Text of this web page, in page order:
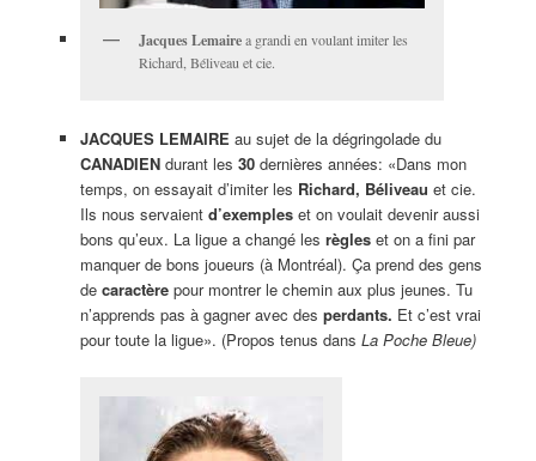
Jacques Lemairea grandi en voulant imiter les
Richard, Béliveau et cie.
JACQUES LEMAIRE au sujet de la dégringolade du
CANADIENdurant les 30dernières années: «Dans mon
temps, on essayait d’imiter les Richard, Béliveau et cie.
Ils nous servaient d’exempleset on voulait devenir aussi
bons qu’eux. La ligue a changé les règleset on a fini par
manquer de bons joueurs (à Montréal). Ça prend des gens
de caractèrepour montrer le chemin aux plus jeunes. Tu
n’apprends pas à gagner avec des perdants. Et c’est vrai
pour toute la ligue». (Propos tenus dans La Poche Bleue)